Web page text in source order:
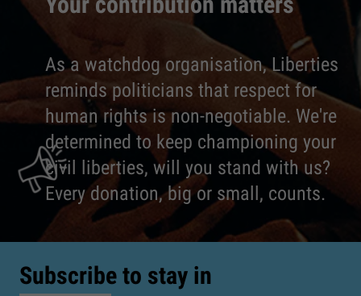
As a watchdog organisation, Liberties
reminds politicians that respect for
human rights is non-negotiable. We're
determined to keep championing your
civil liberties, will you stand with us?
Every donation, big or small, counts.
Subscribe to stay in